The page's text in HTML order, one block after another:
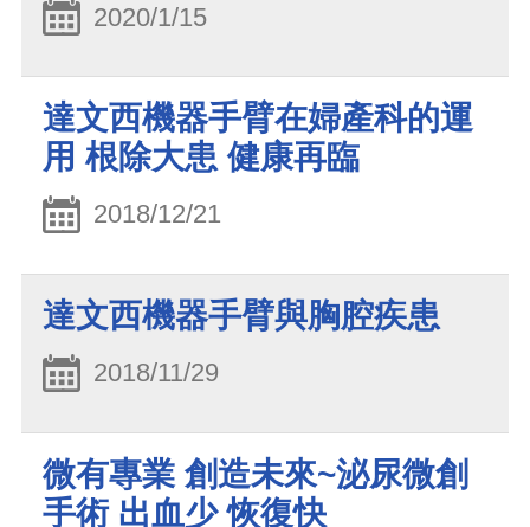
2020/1/15
達文西機器手臂在婦產科的運
用 根除大患 健康再臨
2018/12/21
達文西機器手臂與胸腔疾患
2018/11/29
微有專業 創造未來~泌尿微創
手術 出血少 恢復快